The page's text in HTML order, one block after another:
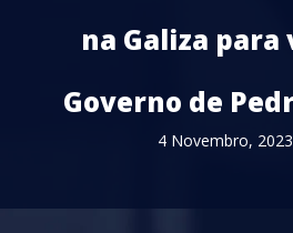
na Galiza
Governo de
4 Novembro,